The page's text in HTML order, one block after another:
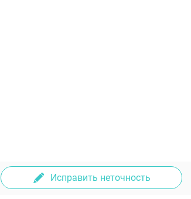
Исправить неточность